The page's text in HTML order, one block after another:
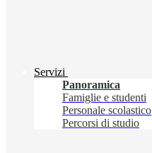
Servizi
Panoramica
Famiglie e studenti
Personale scolastico
Percorsi di studio